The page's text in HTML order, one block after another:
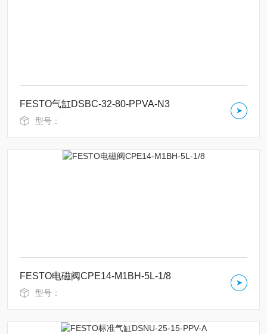
FESTO气缸DSBC-32-80-PPVA-N3
型号：
FESTO电磁阀CPE14-M1BH-5L-1/8
型号：